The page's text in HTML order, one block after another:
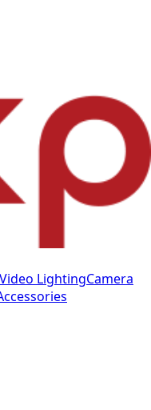
LightingCamera